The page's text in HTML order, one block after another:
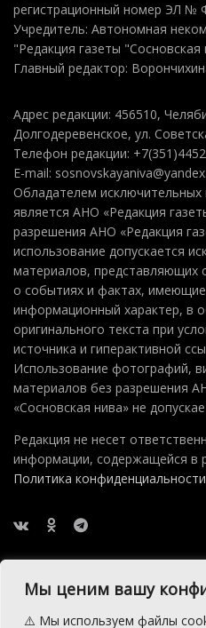
Мы ценим вашу
⚠️ Мы используем файлы
регистрационный номер ЭЛ №
Учредитель: Автономная
"Редакция газеты "Сосновская
Главный редактор:
Адрес редакции: 456510,
Долгодеревенское, ул.
Телефон редакции:
E-mail:
Обладателем исключительных
является АНО «Редакция
разрешения АНО «Редакция
использование допускается
материалов, представляющих
о событиях и фактах,
информационный характер, в
оригинального текста при
источника и гиперактивной
Использование фотографий,
материалов без разрешения
«Сосновская нива» не
Редакция не несет
информации, содержащейся в
Политика конфиденциальности